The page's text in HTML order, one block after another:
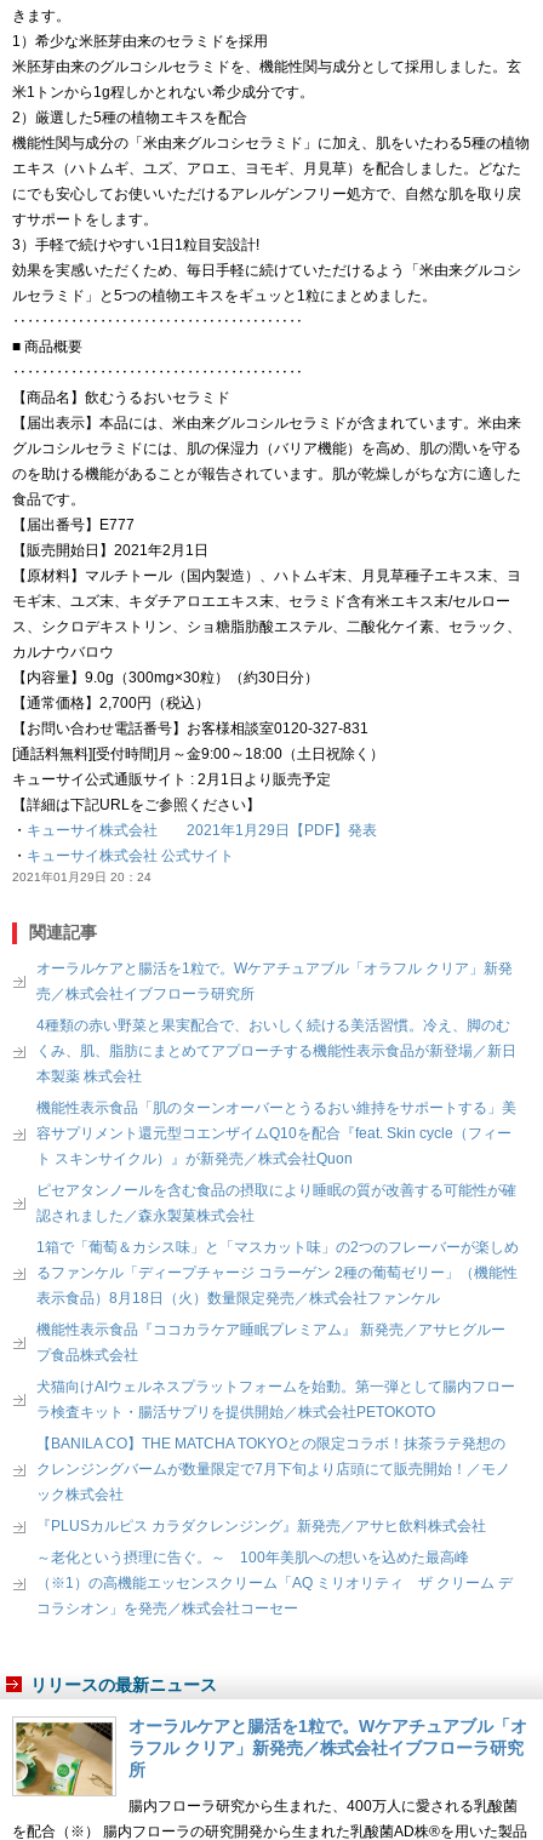
きます。
1）希少な米胚芽由来のセラミドを採用
米胚芽由来のグルコシルセラミドを、機能性関与成分として採用しました。玄
米1トンから1g程しかとれない希少成分です。
2）厳選した5種の植物エキスを配合
機能性関与成分の「米由来グルコシセラミド」に加え、肌をいたわる5種の植物
エキス（ハトムギ、ユズ、アロエ、ヨモギ、月見草）を配合しました。どなた
にでも安心してお使いいただけるアレルゲンフリー処方で、自然な肌を取り戻
すサポートをします。
3）手軽で続けやすい1日1粒目安設計!
効果を実感いただくため、毎日手軽に続けていただけるよう「米由来グルコシ
ルセラミド」と5つの植物エキスをギュッと1粒にまとめました。
‥‥‥‥‥‥‥‥‥‥‥‥‥‥‥‥‥‥‥‥
■ 商品概要
‥‥‥‥‥‥‥‥‥‥‥‥‥‥‥‥‥‥‥‥
【商品名】飲むうるおいセラミド
【届出表示】本品には、米由来グルコシルセラミドが含まれています。米由来
グルコシルセラミドには、肌の保湿力（バリア機能）を高め、肌の潤いを守る
のを助ける機能があることが報告されています。肌が乾燥しがちな方に適した
食品です。
【届出番号】E777
【販売開始日】2021年2月1日
【原材料】マルチトール（国内製造）、ハトムギ末、月見草種子エキス末、ヨ
モギ末、ユズ末、キダチアロエエキス末、セラミド含有米エキス末/セルロー
ス、シクロデキストリン、ショ糖脂肪酸エステル、二酸化ケイ素、セラック、
カルナウバロウ
【内容量】9.0g（300mg×30粒）（約30日分）
【通常価格】2,700円（税込）
【お問い合わせ電話番号】お客様相談室0120-327-831
[通話料無料][受付時間]月～金9:00～18:00（土日祝除く）
キューサイ公式通販サイト : 2月1日より販売予定
【詳細は下記URLをご参照ください】
・ キューサイ株式会社 2021年1月29日【PDF】発表
・ キューサイ株式会社 公式サイト
2021年01月29日 20：24
関連記事
オーラルケアと腸活を1粒で。Wケアチュアブル「オラフル クリア」新発
売／株式会社イブフローラ研究所
4種類の赤い野菜と果実配合で、おいしく続ける美活習慣。冷え、脚のむ
くみ、肌、脂肪にまとめてアプローチする機能性表示食品が新登場／新日
本製薬 株式会社
機能性表示食品「肌のターンオーバーとうるおい維持をサポートする」美
容サプリメント還元型コエンザイムQ10を配合『feat. Skin cycle（フィー
ト スキンサイクル）』が新発売／株式会社Quon
ピセアタンノールを含む食品の摂取により睡眠の質が改善する可能性が確
認されました／森永製菓株式会社
1箱で「葡萄＆カシス味」と「マスカット味」の2つのフレーバーが楽しめ
るファンケル「ディープチャージ コラーゲン 2種の葡萄ゼリー」（機能性
表示食品）8月18日（火）数量限定発売／株式会社ファンケル
機能性表示食品『ココカラケア睡眠プレミアム』 新発売／アサヒグルー
プ食品株式会社
犬猫向けAIウェルネスプラットフォームを始動。第一弾として腸内フロー
ラ検査キット・腸活サプリを提供開始／株式会社PETOKOTO
【BANILA CO】THE MATCHA TOKYOとの限定コラボ！抹茶ラテ発想の
クレンジングバームが数量限定で7月下旬より店頭にて販売開始！／モノ
ック株式会社
『PLUSカルピス カラダクレンジング』新発売／アサヒ飲料株式会社
～老化という摂理に告ぐ。～ 100年美肌への想いを込めた最高峰
（※1）の高機能エッセンスクリーム「AQ ミリオリティ ザ クリーム デ
コラシオン」を発売／株式会社コーセー
リリースの最新ニュース
オーラルケアと腸活を1粒で。Wケアチュアブル「オ
ラフル クリア」新発売／株式会社イブフローラ研究
所
腸内フローラ研究から生まれた、400万人に愛される乳酸菌
を配合（※） 腸内フローラの研究開発から生まれた乳酸菌AD株®を用いた製品